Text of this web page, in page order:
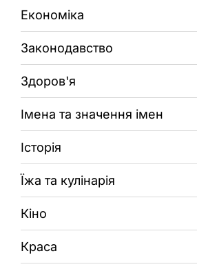
Економіка
Законодавство
Здоров'я
Імена та значення імен
Історія
Їжа та кулінарія
Кіно
Краса